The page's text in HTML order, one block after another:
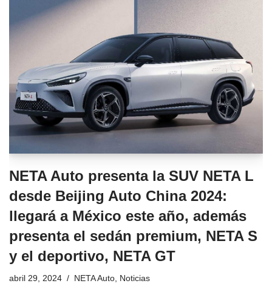
NETA Auto presenta la SUV NETA L
desde Beijing Auto China 2024:
llegará a México este año, además
presenta el sedán premium, NETA S
y el deportivo, NETA GT
abril 29, 2024 NETA Auto, Noticias